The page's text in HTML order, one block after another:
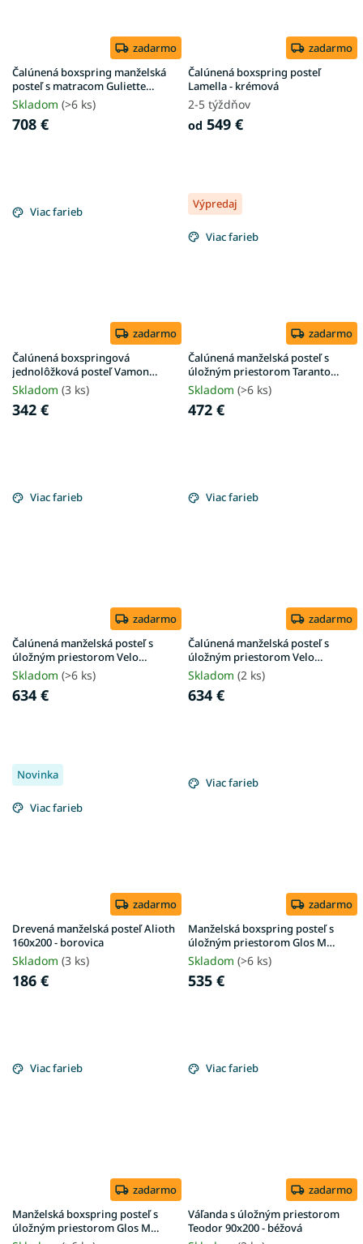
zadarmo
Čalúnená boxspring manželská
posteľ s matracom Guliette
200x200 - sivá
Skladom (>6 ks)
708 €
zadarmo
Čalúnená boxspring posteľ
Lamella - krémová
2-5 týždňov
od 549 €
Viac farieb
zadarmo
Čalúnená boxspringová
jednolôžková posteľ Vamon
100x200 - sivá
Skladom (3 ks)
342 €
Výpredaj
Viac farieb
zadarmo
Čalúnená manželská posteľ s
úložným priestorom Taranto
180x200 - krémová
Skladom (>6 ks)
472 €
Viac farieb
zadarmo
Čalúnená manželská posteľ s
úložným priestorom Velo
180x200 - krémová Anthology
Skladom (>6 ks)
634 €
Viac farieb
zadarmo
Čalúnená manželská posteľ s
úložným priestorom Velo
180x200 - olivová Anthology
Skladom (2 ks)
634 €
Novinka
Viac farieb
zadarmo
Drevená manželská posteľ Alioth
160x200 - borovica
Skladom (3 ks)
186 €
Viac farieb
zadarmo
Manželská boxspring posteľ s
úložným priestorom Glos M
160x200 - krémová
Skladom (>6 ks)
535 €
Viac farieb
zadarmo
Manželská boxspring posteľ s
úložným priestorom Glos M
Viac farieb
zadarmo
Váľanda s úložným priestorom
Teodor 90x200 - béžová